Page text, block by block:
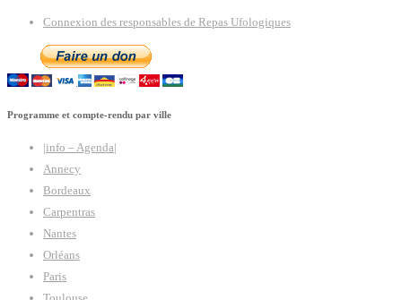
Connexion des responsables de Repas Ufologiques
Programme et compte-rendu par ville
|info – Agenda|
Annecy
Bordeaux
Carpentras
Nantes
Orléans
Paris